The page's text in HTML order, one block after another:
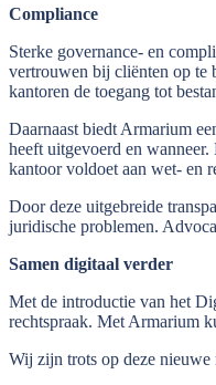
Compliance
Sterke governance- en
vertrouwen bij cliënten op te
kantoren de toegang tot
Daarnaast biedt Armarium
heeft uitgevoerd en
kantoor voldoet aan wet- en
Door deze uitgebreide
juridische problemen.
Samen digitaal verder
Met de introductie van het
rechtspraak. Met Armarium
Wij zijn trots op deze nieuwe